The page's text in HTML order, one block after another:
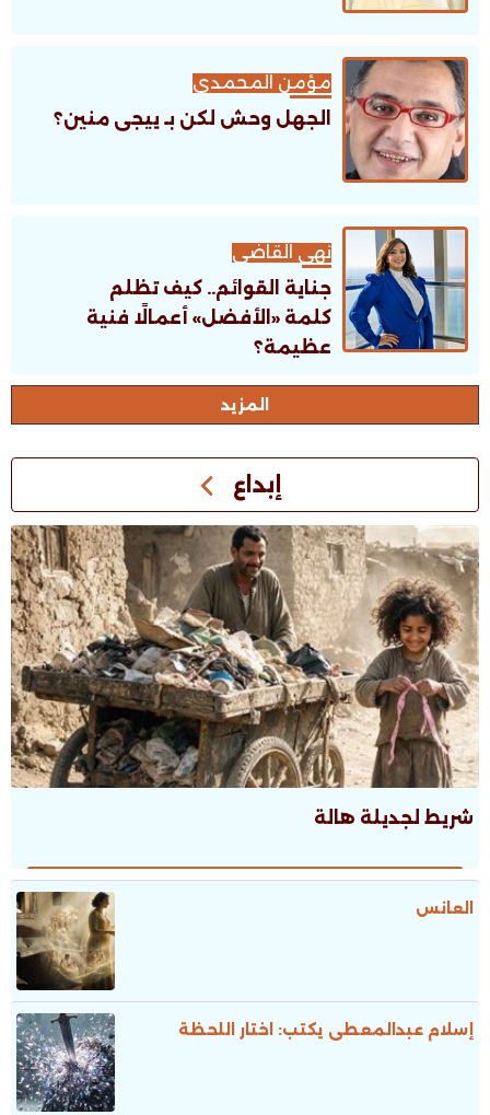
مؤمن المحمدى
الجهل وحش لكن بـ ييجى منين؟
نهى القاضى
جناية القوائم.. كيف تظلم
كلمة «الأفضل» أعمالًا فنية
عظيمة؟
اﻟﻤﺰﻳﺪ
إبداع
شريط لجديلة هالة
العانس
إسلام عبدالمعطى يكتب: اختار اللحظة